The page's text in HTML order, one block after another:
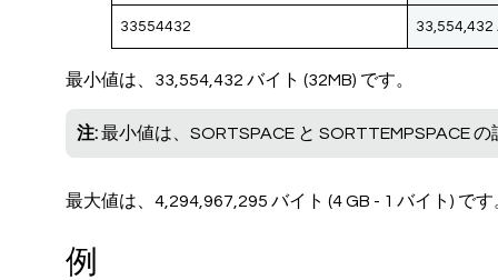
33554432 33,554,432
最小値は、33,554,432 バイト (32MB) です。
注:最小値は、SORTSPACE と SORTTEMPSPACE
最大値は、4,294,967,295 バイト (4 GB - 1 バイト) です
例